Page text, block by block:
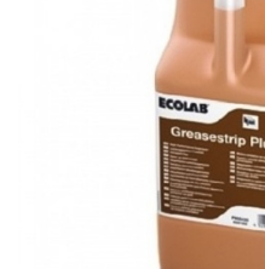
Monodiscuri profesionale
Detergenti profesionali
Accesorii detergenti, pompe,
Detergenti bucatarie
Detergenti comerciali